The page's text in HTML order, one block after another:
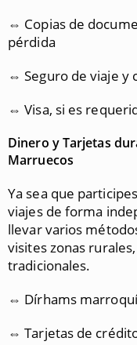
⇔ Copias de
pérdida
⇔ Seguro de viaje y
⇔ Visa, si es
Dinero y Tarjetas
Marruecos
Ya sea que
viajes de forma
llevar varios
visites zonas
tradicionales.
⇔ Dírhams
⇔ Tarjetas de